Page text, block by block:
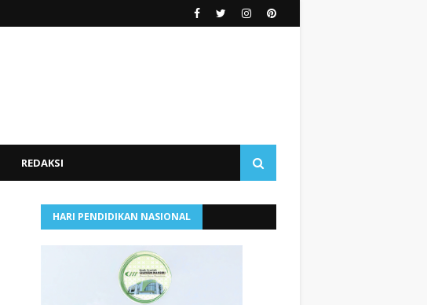
REDAKSI
HARI PENDIDIKAN NASIONAL